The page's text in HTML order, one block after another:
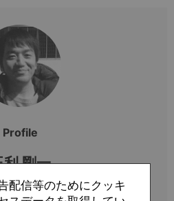
Profile
利 剛一
身。関西学院大学卒業後、
配信等のためにクッキ